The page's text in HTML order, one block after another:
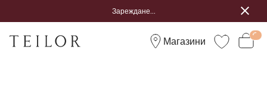
Зареждане...
Магазини